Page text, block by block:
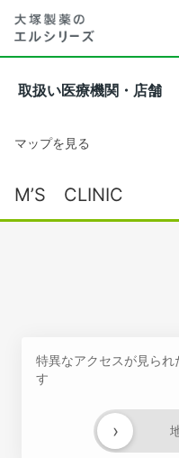
取扱い医療機関・店舗
マップを見る
M’S CLINIC
特異なアクセスが見られ
す
›